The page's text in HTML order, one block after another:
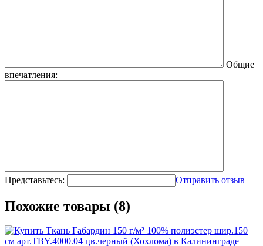
Общие
впечатления:
Представьтесь: Отправить отзыв
Похожие товары (8)